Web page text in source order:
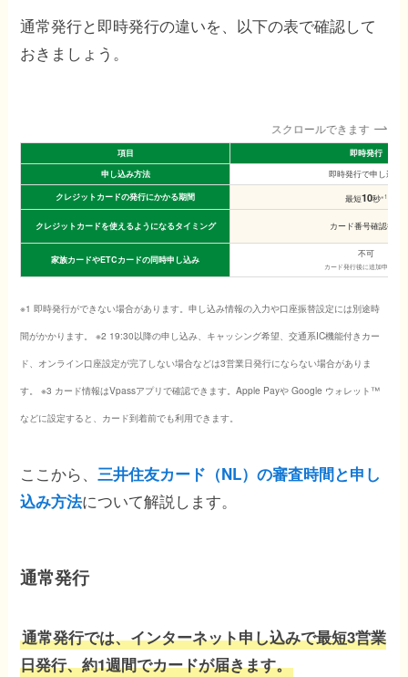
通常発行と即時発行の違いを、以下の表で確認して
おきましょう。
スクロールできます
項目
即時発行
申し込み方法
即時発行で申し込み
クレジットカードの発行にかかる期間
最短10秒※1
クレジットカードを使えるようになるタイミング カード番号確認後
家族カードやETCカードの同時申し込み
不可
カード発行後に追加申し込み
※1 即時発行ができない場合があります。申し込み情報の入力や口座振替設定には別途時
間がかかります。 ※2 19:30以降の申し込み、キャッシング希望、交通系IC機能付きカー
ド、オンライン口座設定が完了しない場合などは3営業日発行にならない場合がありま
す。 ※3 カード情報はVpassアプリで確認できます。Apple Payや Google ウォレット™
などに設定すると、カード到着前でも利用できます。
ここから、 三井住友カード（NL）の審査時間と申し
込み方法について解説します。
通常発行
通常発行では、インターネット申し込みで最短3営業
日発行、約1週間でカードが届きます。